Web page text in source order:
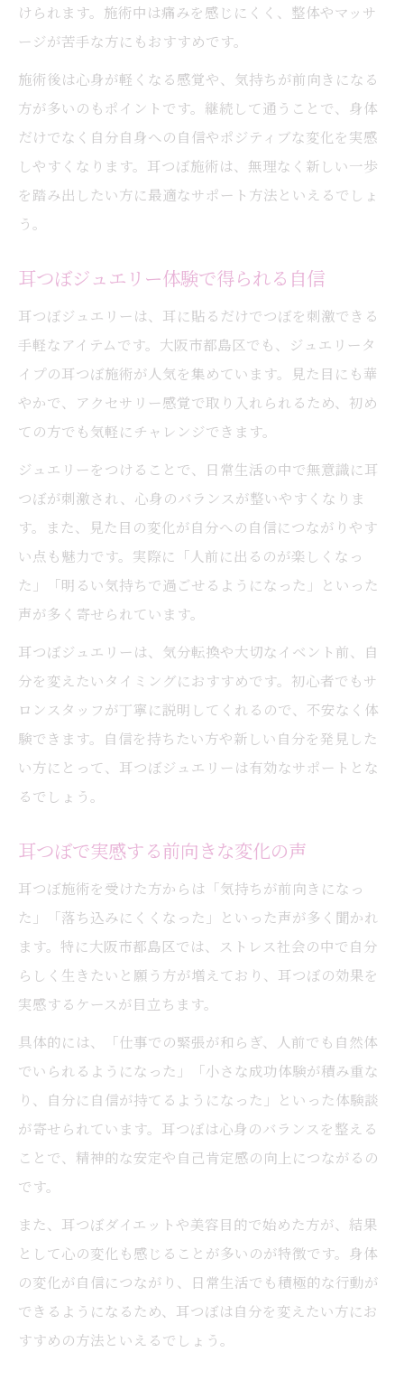
けられます。施術中は痛みを感じにくく、整体やマッサ
ージが苦手な方にもおすすめです。
施術後は心身が軽くなる感覚や、気持ちが前向きになる
方が多いのもポイントです。継続して通うことで、身体
だけでなく自分自身への自信やポジティブな変化を実感
しやすくなります。耳つぼ施術は、無理なく新しい一歩
を踏み出したい方に最適なサポート方法といえるでしょ
う。
耳つぼジュエリー体験で得られる自信
耳つぼジュエリーは、耳に貼るだけでつぼを刺激できる
手軽なアイテムです。大阪市都島区でも、ジュエリータ
イプの耳つぼ施術が人気を集めています。見た目にも華
やかで、アクセサリー感覚で取り入れられるため、初め
ての方でも気軽にチャレンジできます。
ジュエリーをつけることで、日常生活の中で無意識に耳
つぼが刺激され、心身のバランスが整いやすくなりま
す。また、見た目の変化が自分への自信につながりやす
い点も魅力です。実際に「人前に出るのが楽しくなっ
た」「明るい気持ちで過ごせるようになった」といった
声が多く寄せられています。
耳つぼジュエリーは、気分転換や大切なイベント前、自
分を変えたいタイミングにおすすめです。初心者でもサ
ロンスタッフが丁寧に説明してくれるので、不安なく体
験できます。自信を持ちたい方や新しい自分を発見した
い方にとって、耳つぼジュエリーは有効なサポートとな
るでしょう。
耳つぼで実感する前向きな変化の声
耳つぼ施術を受けた方からは「気持ちが前向きになっ
た」「落ち込みにくくなった」といった声が多く聞かれ
ます。特に大阪市都島区では、ストレス社会の中で自分
らしく生きたいと願う方が増えており、耳つぼの効果を
実感するケースが目立ちます。
具体的には、「仕事での緊張が和らぎ、人前でも自然体
でいられるようになった」「小さな成功体験が積み重な
り、自分に自信が持てるようになった」といった体験談
が寄せられています。耳つぼは心身のバランスを整える
ことで、精神的な安定や自己肯定感の向上につながるの
です。
また、耳つぼダイエットや美容目的で始めた方が、結果
として心の変化も感じることが多いのが特徴です。身体
の変化が自信につながり、日常生活でも積極的な行動が
できるようになるため、耳つぼは自分を変えたい方にお
すすめの方法といえるでしょう。